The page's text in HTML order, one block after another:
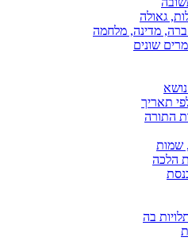
גאולה
מדינה, מלחמה
שונים
תאריך
התורה
שמות
הלכה
בה